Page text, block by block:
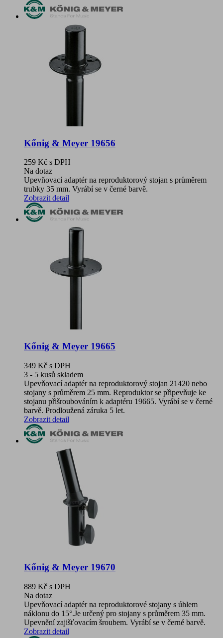
Kőnig & Meyer 19656
259 Kč s DPH
Na dotaz
Upevňovací adaptér na reproduktorový stojan s průměrem
trubky 35 mm. Vyrábí se v černé barvě.
Zobrazit detail
Kőnig & Meyer 19665
349 Kč s DPH
3 - 5 kusů skladem
Upevňovací adaptér na reproduktorový stojan 21420 nebo
stojany s průměrem 25 mm. Reproduktor se připevňuje ke
stojanu přišroubováním k adaptéru 19665. Vyrábí se v černé
barvě. Prodloužená záruka 5 let.
Zobrazit detail
Kőnig & Meyer 19670
889 Kč s DPH
Na dotaz
Upevňovací adaptér na reproduktorové stojany s úhlem
náklonu do 15°.Je určený pro stojany s průměrem 35 mm.
Upevnění zajišťovacím šroubem. Vyrábí se v černé barvě.
Zobrazit detail